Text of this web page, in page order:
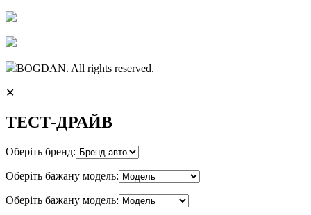
BOGDAN. All rights reserved.
✕
ТЕСТ-ДРАЙВ
Оберіть бренд:
Оберіть бажану модель:
Оберіть бажану модель: